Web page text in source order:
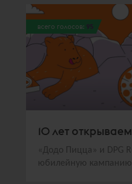
всего голосов: 95
10 лет
«Додо Пицца» и DPG
юбилейную кампанию